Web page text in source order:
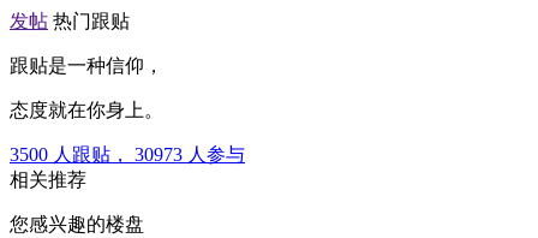
发帖 热门跟贴
跟贴是一种信仰，
态度就在你身上。
3500 人跟贴， 30973 人参与
相关推荐
您感兴趣的楼盘